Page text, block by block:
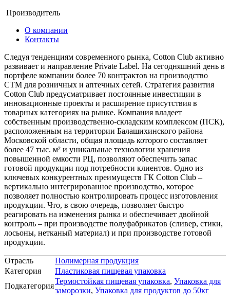
Производитель
О компании
Контакты
Следуя тенденциям современного рынка, Cotton Club активно
развивает и направление Private Label. На сегодняшний день в
портфеле компании более 70 контрактов на производство
СТМ для розничных и аптечных сетей. Стратегия развития
Cotton Club предусматривает постоянные инвестиции в
инновационные проекты и расширение присутствия в
товарных категориях на рынке. Компания владеет
собственным производственно-складским комплексом (ПСК),
расположенным на территории Балашихинского района
Московской области, общая площадь которого составляет
более 47 тыс. м² и уникальные технологии хранения
повышенной емкости РЦ, позволяют обеспечить запас
готовой продукции под потребности клиентов. Одно из
ключевых конкурентных преимуществ ГК Cotton Club –
вертикально интегрированное производство, которое
позволяет полностью контролировать процесс изготовления
продукции. Что, в свою очередь, позволяет быстро
реагировать на изменения рынка и обеспечивает двойной
контроль – при производстве полуфабрикатов (сливер, стики,
лосьоны, нетканый материал) и при производстве готовой
продукции.
Отрасль
Полимерная продукция
Категория
Пластиковая пищевая упаковка
Подкатегория
Термостойкая пищевая упаковка, Упаковка для
заморозки, Упаковка для продуктов до 50кг